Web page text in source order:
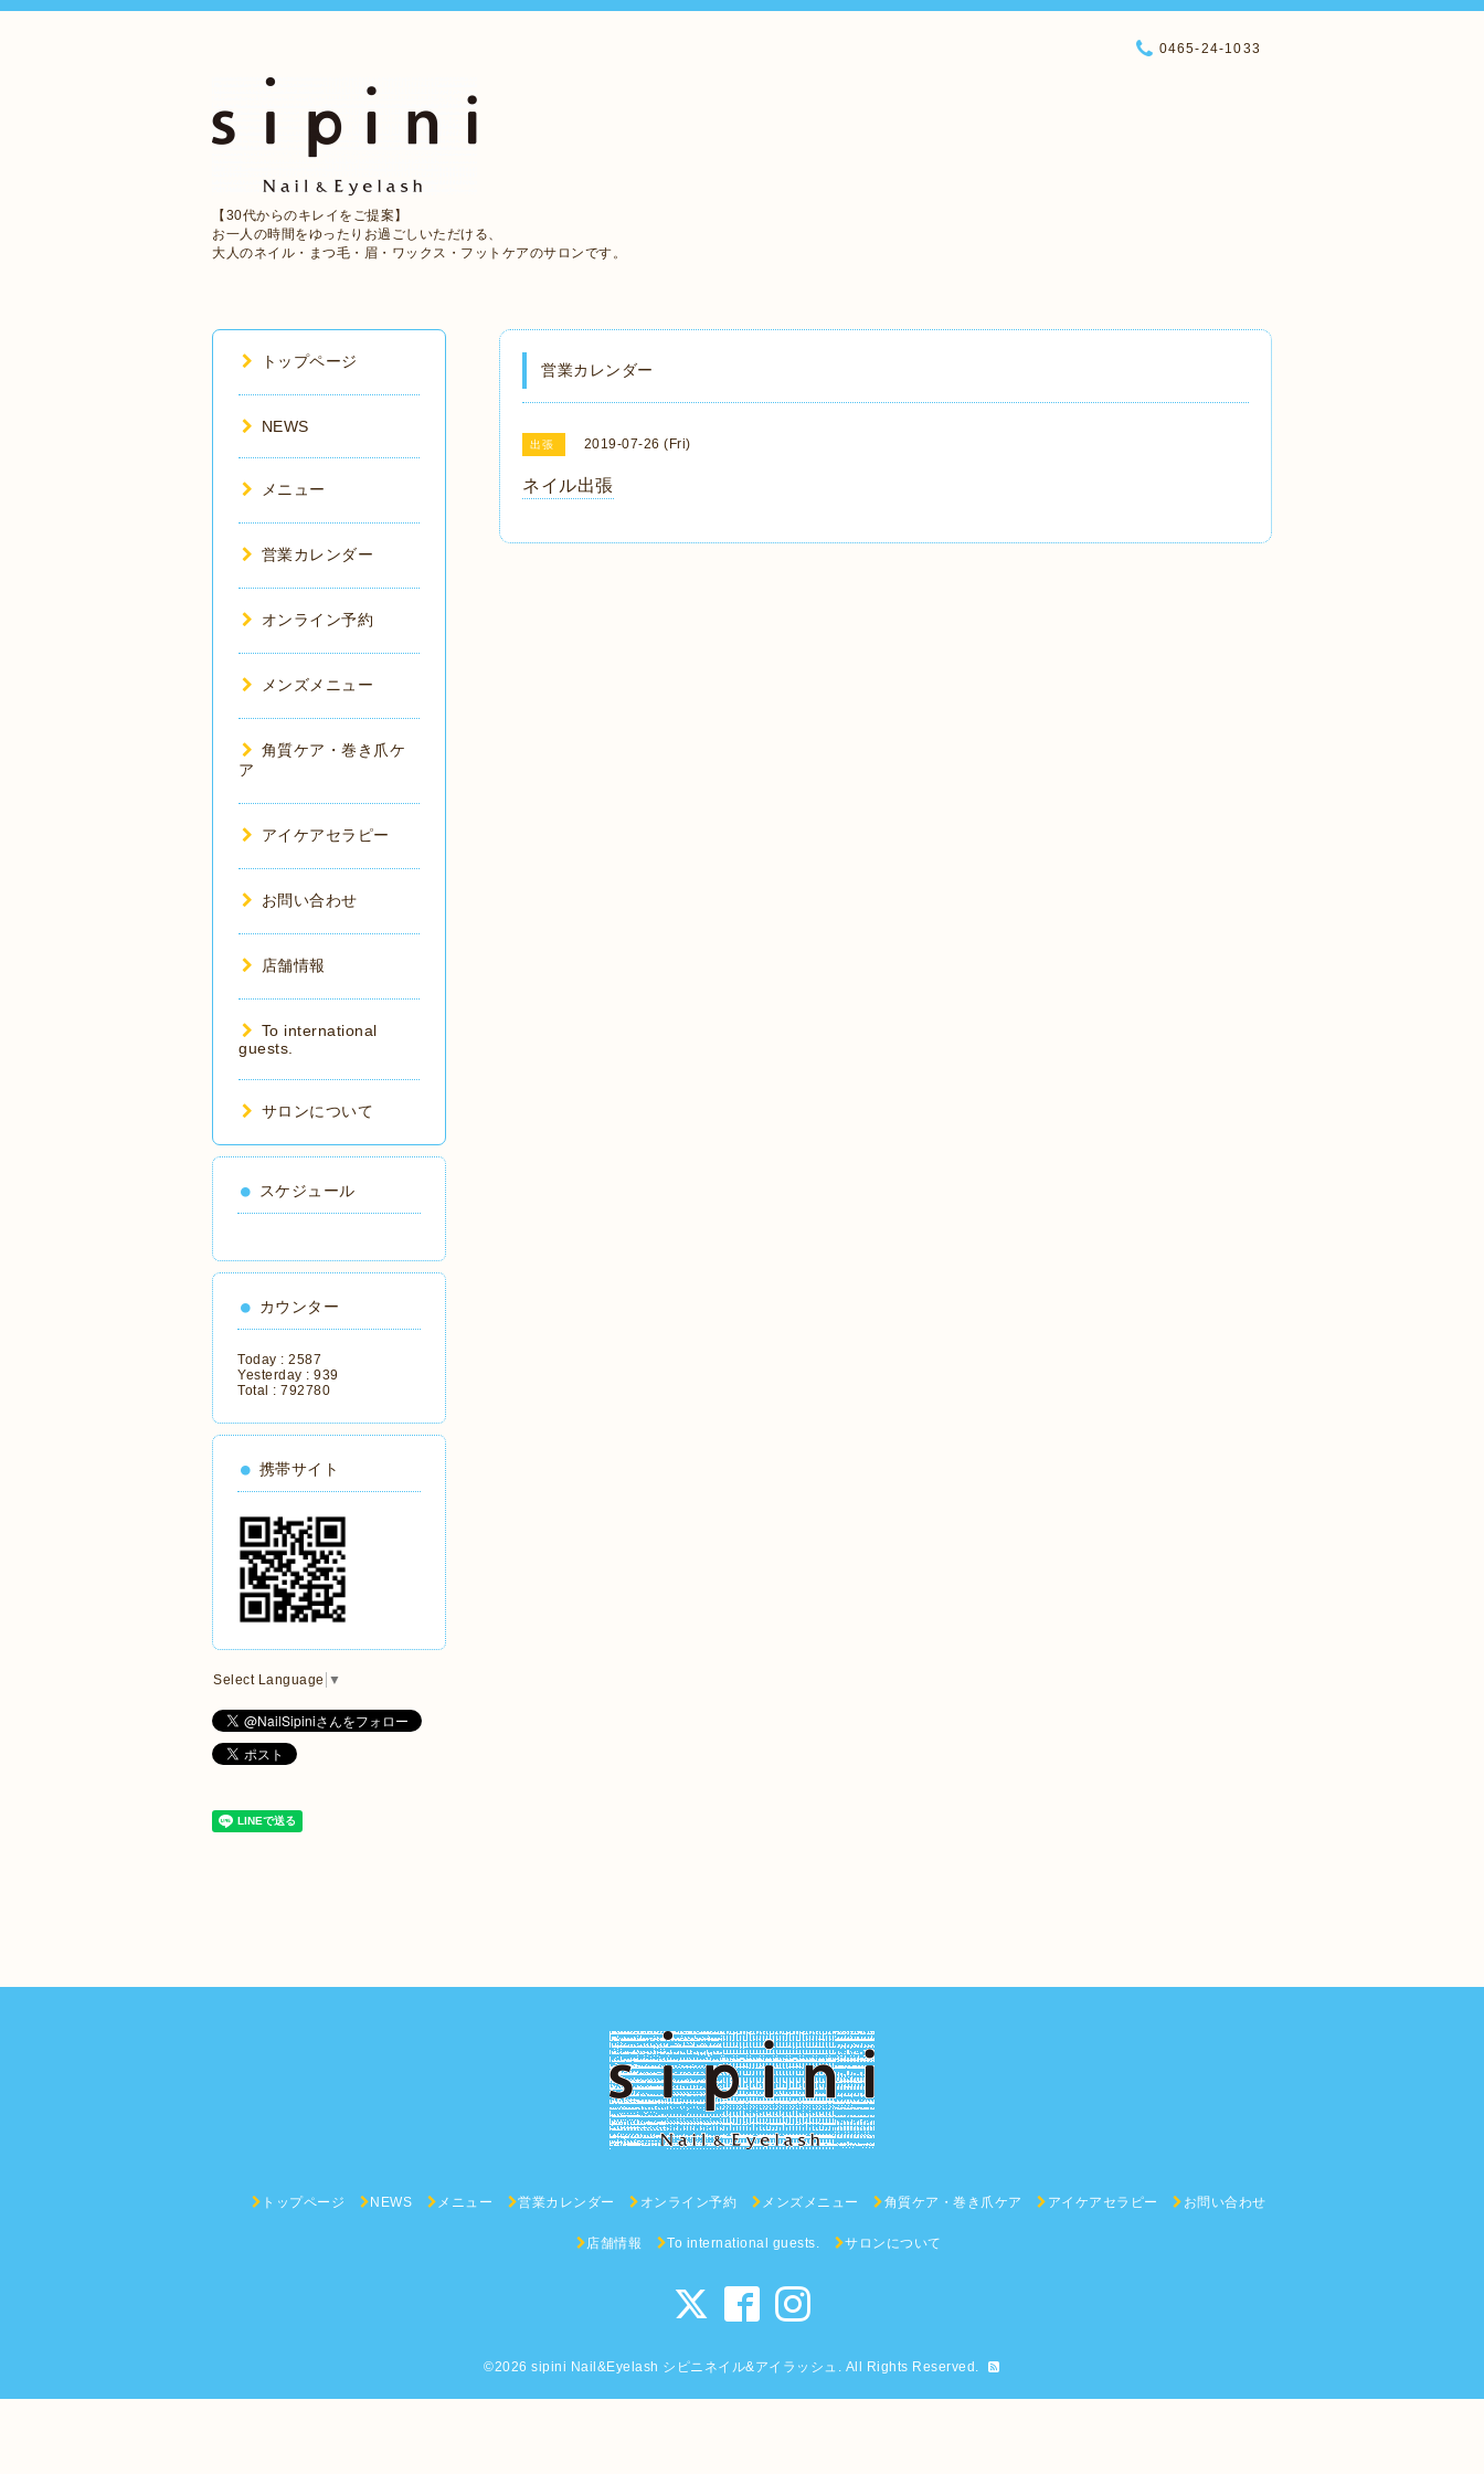
【30代からのキレイをご提案】
お一人の時間をゆったりお過ごしいただける、
大人のネイル・まつ毛・眉・ワックス・フットケアのサロンです。
0465-24-1033
営業カレンダー
出張 2019-07-26 (Fri)
ネイル出張
トップページ
NEWS
メニュー
営業カレンダー
オンライン予約
メンズメニュー
角質ケア・巻き爪ケ
ア
アイケアセラピー
お問い合わせ
店舗情報
To international
guests.
サロンについて
スケジュール
カウンター
Today : 2587
Yesterday : 939
Total : 792780
携帯サイト
Select Language ▼
トップページ NEWS メニュー 営業カレンダー オンライン予約 メンズメニュー 角質ケア・巻き爪ケア アイケアセラピー お問い合わせ
店舗情報 To international guests. サロンについて
©2026sipini Nail&Eyelash シピニネイル&アイラッシュ . All Rights Reserved.